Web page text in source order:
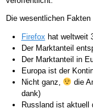
Die wesentlichen
Firefox hat weltweit
Der Marktanteil
Der Marktanteil in
Europa ist der
Nicht ganz,
die
dank)
Russland ist